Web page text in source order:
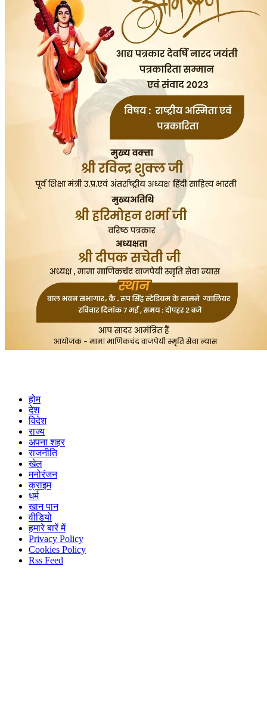
होम
देश
विदेश
राज्य
अपना शहर
राजनीति
खेल
मनोरंजन
क्राइम
धर्म
खान पान
वीडियो
हमारे बारें में
Privacy Policy
Cookies Policy
Rss Feed